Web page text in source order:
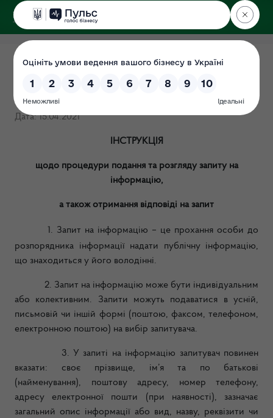
ДЕРЖЕКОІНСПЕКЦІЯ
Порядок складання та
надання запитів
Дата: 15.04.2021
ІНСТРУКЦІЯ
щодо процедури подання та розгляду запиту на
інформацію,
а також отримання відповіді на запит
1. Запит на інформацію – це прохання особи до
розпорядника інформації надати публічну інформацію,
що знаходиться у його володінні.
2. Запит на інформацію може бути індивідуальним
або колективним. Запити можуть подаватися в усній,
письмовій чи іншій формі (поштою, факсом, телефоном,
електронною поштою) на вибір запитувача.
3. У запиті на інформацію запитувач повинен
вказати: своє прізвище, ім’я та по батькові
(найменування), поштову адресу, номер телефону,
адресу електронної пошти (при наявності), зазначає
загальний опис інформації або вид, назву, реквізити чи